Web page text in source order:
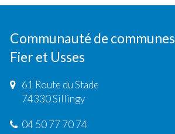
Communauté de communes
Fier et Usses
61 Route du Stade
74330 Sillingy
04 50 77 70 74